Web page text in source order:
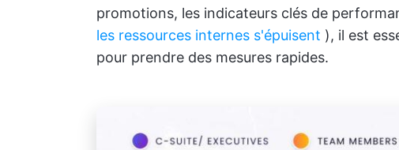
promotions, les indicateurs clés de
les ressources internes s'épuisent ), il est
pour prendre des mesures rapides.